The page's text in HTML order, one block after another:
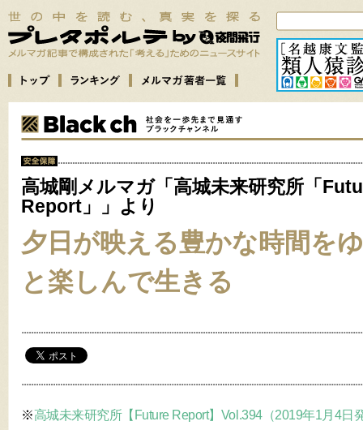
高城剛メルマガ「高城未来研究所「
Report」」より
夕日が映える豊かな時間を
と楽しんで生きる
※高城未来研究所【Future Report】Vol.394（2019年1月4日